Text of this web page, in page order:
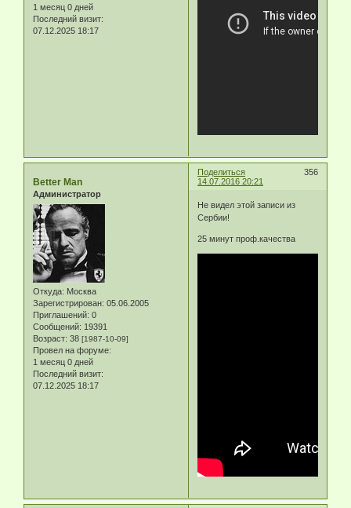
1 месяц 0 дней
Последний визит:
07.12.2025 18:17
Поделиться
356
14.07.2016 20:21
Better Man
Администратор
Откуда: Москва
Зарегистрирован: 05.06.2005
Приглашений: 0
Сообщений: 19391
Возраст: 38 [1987-10-09]
Провел на форуме:
1 месяц 0 дней
Последний визит:
07.12.2025 18:17
Не видел этой записи из
Сербии!
25 минут проф.качества